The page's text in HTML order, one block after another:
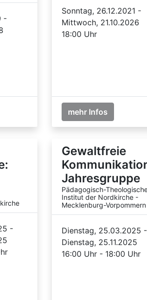
-
Sonntag, 26.12.2021 -
Mittwoch, 21.10.2026
18:00 Uhr
mehr Infos
-
Gewaltfreie
Jahresgruppe
Pädagogisch-
Institut der Nordkirche -
Mecklenburg-Vorpommern
Dienstag, 25.03.2025 -
Dienstag, 25.11.2025
16:00 Uhr - 18:00 Uhr